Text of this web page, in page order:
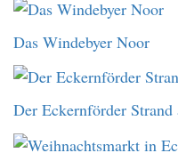
Das Windebyer Noor
Der Eckernförder